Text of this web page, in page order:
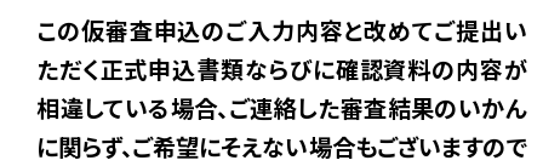
この仮審査申込のご入力内容と改めてご提出い
ただく正式申込書類ならびに確認資料の内容が
相違している場合、ご連絡した審査結果のいかん
に関らず、ご希望にそえない場合もございますので